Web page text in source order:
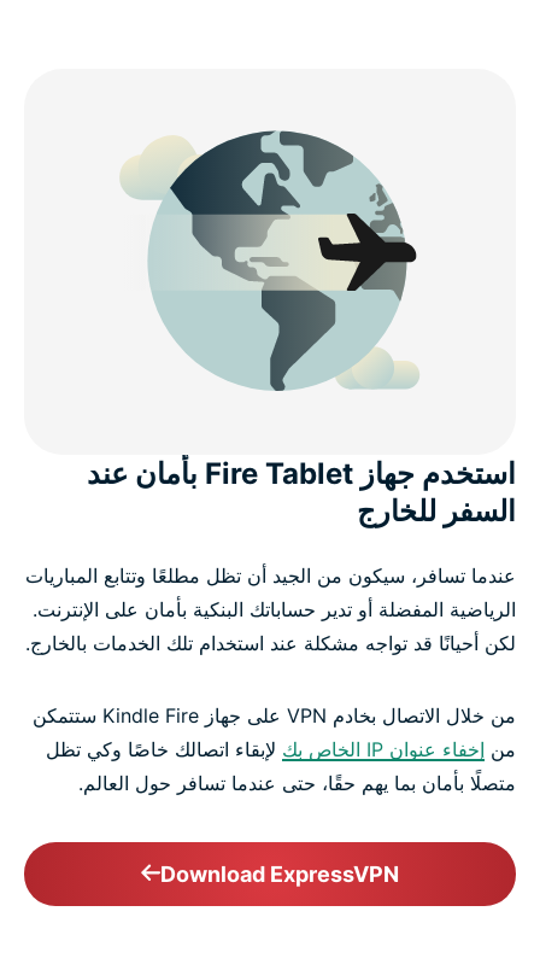
استخدم جهاز Fire Tablet بأمان عند
السفر للخارج
عندما تسافر، سيكون من الجيد أن تظل مطلعًا وتتابع المباريات
الرياضية المفضلة أو تدير حساباتك البنكية بأمان على الإنترنت.
لكن أحيانًا قد تواجه مشكلة عند استخدام تلك الخدمات بالخارج.
من خلال الاتصال بخادم VPN على جهاز Kindle Fire ستتمكن
من إخفاء عنوان IP الخاص بك
لإبقاء اتصالك خاصًا وكي تظل
متصلًا بأمان بما يهم حقًا، حتى عندما تسافر حول العالم.
Download ExpressVPN